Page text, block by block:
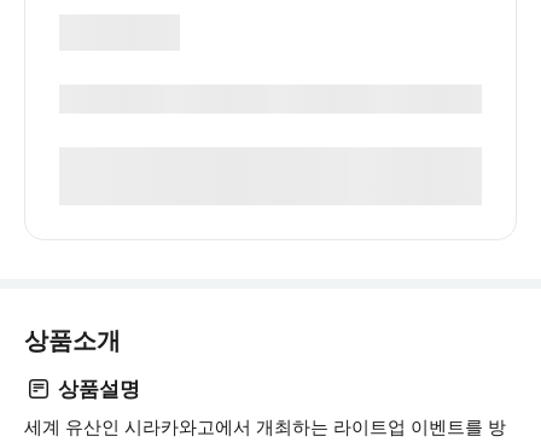
상품소개
상품설명
세계 유산인 시라카와고에서 개최하는 라이트업 이벤트를 방